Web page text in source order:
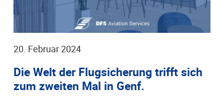
20. Februar 2024
Die Welt der Flugsicherung trifft sich
zum zweiten Mal in Genf.